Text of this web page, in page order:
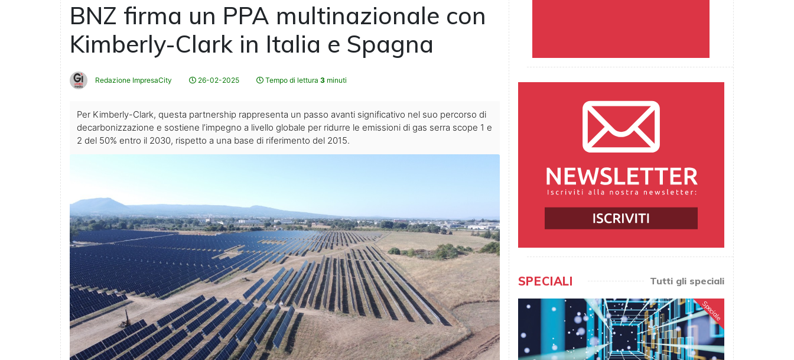
BNZ firma un PPA multinazionale con
Kimberly-Clark in Italia e Spagna
Redazione ImpresaCity 26-02-2025 Tempo di lettura 3 minuti
Per Kimberly-Clark, questa partnership rappresenta un passo avanti significativo nel suo percorso di
decarbonizzazione e sostiene l’impegno a livello globale per ridurre le emissioni di gas serra scope 1 e
2 del 50% entro il 2030, rispetto a una base di riferimento del 2015.
SPECIALI Tutti gli speciali
Speciale